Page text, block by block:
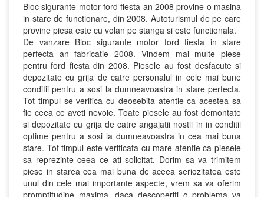
Bloc sigurante motor ford fiesta an 2008 provine o masina
in stare de functionare, din 2008. Autoturismul de pe care
provine piesa este cu volan pe stanga si este functionala.
De vanzare Bloc sigurante motor ford fiesta in stare
perfecta an fabricatie 2008. Vindem mai multe piese
pentru ford fiesta din 2008. Piesele au fost desfacute si
depozitate cu grija de catre personalul in cele mai bune
conditii pentru a sosi la dumneavoastra in stare perfecta.
Tot timpul se verifica cu deosebita atentie ca acestea sa
fie ceea ce aveti nevoie. Toate piesele au fost demontate
si depozitate cu grija de catre angajatii nostii in in conditii
optime pentru a sosi la dumneavoastra in cea mai buna
stare. Tot timpul este verificata cu mare atentie ca piesele
sa reprezinte ceea ce ati solicitat. Dorim sa va trimitem
piese in starea cea mai buna de aceea seriozitatea este
unul din cele mai importante aspecte, vrem sa va oferim